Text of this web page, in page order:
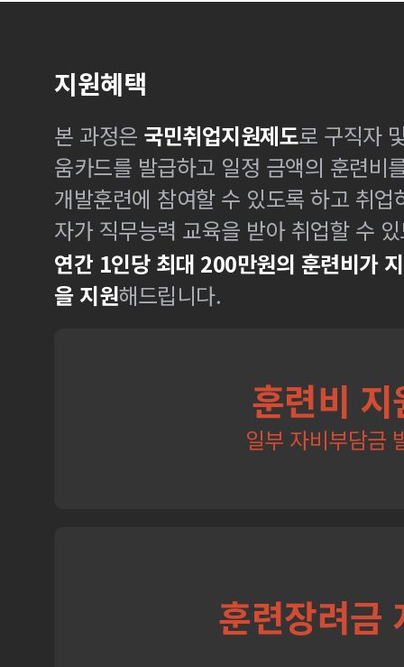
지원혜택
본 과정은 국민취업지원제도로 구직자
움카드를 발급하고 일정 금액의 훈련비
개발훈련에 참여할 수 있도록 하고 취
자가 직무능력 교육을 받아 취업할 수
연간 1인당 최대 200만원의 훈련비가
을 지원해드립니다.
훈련비 지
일부 자비부담금
훈련장려금